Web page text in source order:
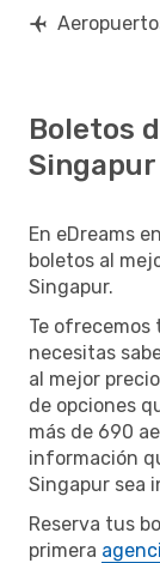
Boletos
Singapur
En eDreams
boletos al
Singapur.
Te
necesitas
al mejor
de opciones
más de 690
información
Singapur sea
Reserva tus
primera